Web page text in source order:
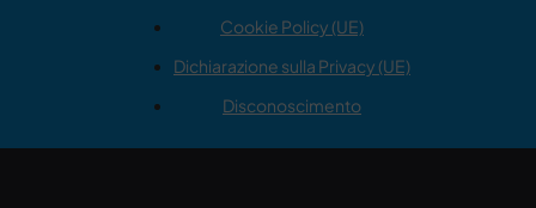
Cookie Policy (UE)
Dichiarazione sulla Privacy (UE)
Disconoscimento